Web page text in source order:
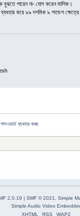
বুঝতে পারেন না- যোগ করেন মালিক।
করে ৯৯ দশমিক ৯ শতাংশ ক্ষেত্রে
ব্যবহার করছ
2.0.19 | SMF © 2021
Simple
Simple Audio Video Embedder
XHTML
RSS WAP2